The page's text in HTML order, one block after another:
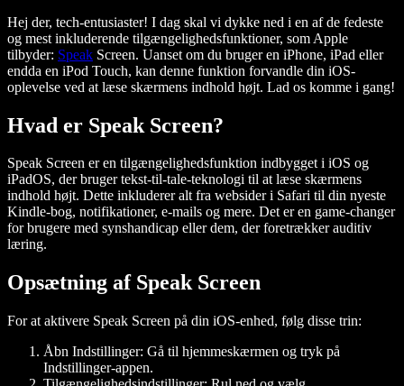
Hej der, tech-entusiaster! I dag skal vi dykke ned i en af de fedeste
og mest inkluderende tilgængelighedsfunktioner, som Apple
tilbyder: Speak Screen. Uanset om du bruger en iPhone, iPad eller
endda en iPod Touch, kan denne funktion forvandle din iOS-
oplevelse ved at læse skærmens indhold højt. Lad os komme i gang!
Hvad er Speak Screen?
Speak Screen er en tilgængelighedsfunktion indbygget i iOS og
iPadOS, der bruger tekst-til-tale-teknologi til at læse skærmens
indhold højt. Dette inkluderer alt fra websider i Safari til din nyeste
Kindle-bog, notifikationer, e-mails og mere. Det er en game-changer
for brugere med synshandicap eller dem, der foretrækker auditiv
læring.
Opsætning af Speak Screen
For at aktivere Speak Screen på din iOS-enhed, følg disse trin:
Åbn Indstillinger: Gå til hjemmeskærmen og tryk på
Indstillinger-appen.